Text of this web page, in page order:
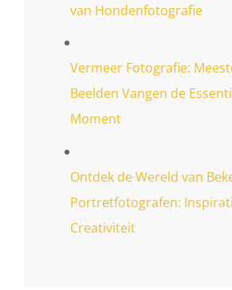
van Hondenfotografie
Vermeer Fotografie:
Beelden Vangen de
Moment
Ontdek de Wereld van
Portretfotografen:
Creativiteit